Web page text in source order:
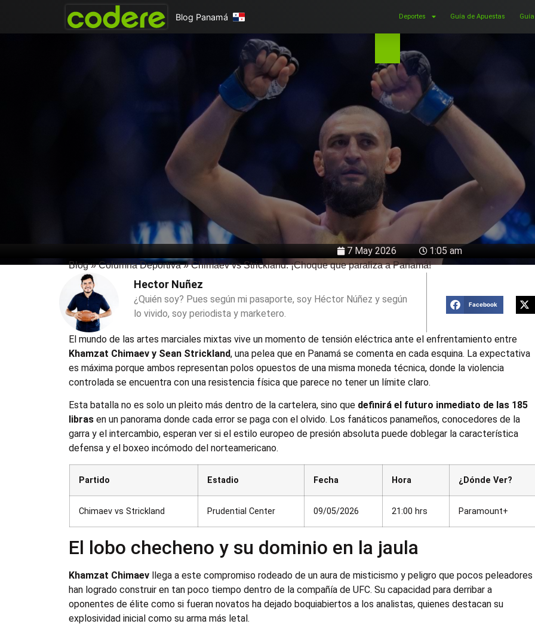
Blog Panamá Deportes Guía de Apuestas
7 May 2026 1:05 am
Blog»Columna Deportiva»Chimaev vs Strickland: ¡Choque que paraliza a Panamá!
Hector Nuñez
¿Quién soy? Pues según mi pasaporte, soy Héctor Núñez y según
lo vivido, soy periodista y marketero.
Facebook
El mundo de las artes marciales mixtas vive un momento de tensión eléctrica ante el enfrentamiento entre
Khamzat Chimaev y Sean Strickland, una pelea que en Panamá se comenta en cada esquina. La expectativa
es máxima porque ambos representan polos opuestos de una misma moneda técnica, donde la violencia
controlada se encuentra con una resistencia física que parece no tener un límite claro.
Esta batalla no es solo un pleito más dentro de la cartelera, sino que definirá el futuro inmediato de las 185
librasen un panorama donde cada error se paga con el olvido. Los fanáticos panameños, conocedores de la
garra y el intercambio, esperan ver si el estilo europeo de presión absoluta puede doblegar la característica
defensa y el boxeo incómodo del norteamericano.
Partido Estadio Fecha Hora ¿Dónde Ver?
Chimaev vs Strickland Prudential Center 09/05/2026 21:00 hrs Paramount+
El lobo checheno y su dominio en la jaula
Khamzat Chimaev llega a este compromiso rodeado de un aura de misticismo y peligro que pocos peleadores
han logrado construir en tan poco tiempo dentro de la compañía de UFC. Su capacidad para derribar a
oponentes de élite como si fueran novatos ha dejado boquiabiertos a los analistas, quienes destacan su
explosividad inicial como su arma más letal.